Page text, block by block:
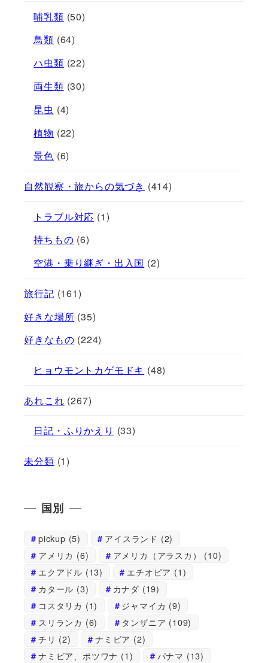
哺乳類 (50)
鳥類 (64)
ハ虫類 (22)
両生類 (30)
昆虫 (4)
植物 (22)
景色 (6)
自然観察・旅からの気づき (414)
トラブル対応 (1)
持ちもの (6)
空港・乗り継ぎ・出入国 (2)
旅行記 (161)
好きな場所 (35)
好きなもの (224)
ヒョウモントカゲモドキ (48)
あれこれ (267)
日記・ふりかえり (33)
未分類 (1)
国別
pickup (5) アイスランド (2)
アメリカ (6) アメリカ（アラスカ）
(10)
エクアドル (13) エチオピア (1)
カタール (3) カナダ (19)
コスタリカ (1) ジャマイカ (9)
スリランカ (6) タンザニア (109)
チリ (2) ナミビア (2)
ナミビア、ボツワナ (1) パナマ (13)